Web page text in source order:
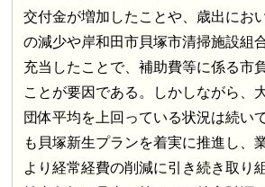
交付金が増加したことや、歳出にお
の減少や岸和田市貝塚市清掃施設組
充当したことで、補助費等に係る市
ことが要因である。しかしながら、
団体平均を上回っている状況は続い
も貝塚新生プランを着実に推進し、
より経常経費の削減に引き続き取り